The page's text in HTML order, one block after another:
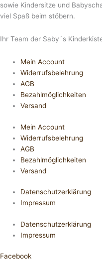
sowie Kindersitze und
viel Spaß beim stöbern.
Ihr Team der Saby´s
Mein Account
Widerrufsbelehrung
AGB
Bezahlmöglichkeiten
Versand
Mein Account
Widerrufsbelehrung
AGB
Bezahlmöglichkeiten
Versand
Datenschutzerklärung
Impressum
Datenschutzerklärung
Impressum
Facebook